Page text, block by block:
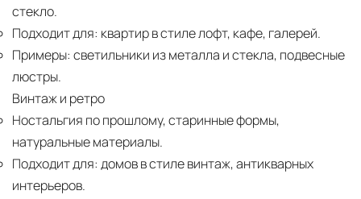
стекло.
Подходит для: квартир в стиле лофт, кафе, галерей.
Примеры: светильники из металла и стекла, подвесные
люстры.
Винтаж и ретро
Ностальгия по прошлому, старинные формы,
натуральные материалы.
Подходит для: домов в стиле винтаж, антикварных
интерьеров.